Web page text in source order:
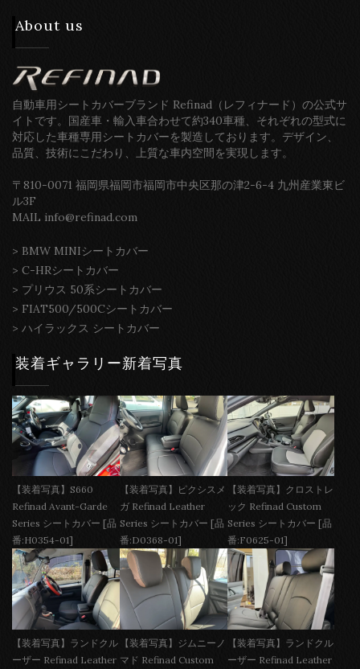
About us
自動車用シートカバーブランド Refinad（レフィナード）の公式サ
イトです。国産車・輸入車合わせて約340車種、それぞれの型式に
対応した車種専用シートカバーを製造しております。デザイン、
品質、技術にこだわり、上質な車内空間を実現します。
〒810-0071 福岡県福岡市福岡市中央区那の津2-6-4 九州産業東ビ
ル3F
MAIL info@refinad.com
> BMW MINIシートカバー
> C-HRシートカバー
> プリウス 50系シートカバー
> FIAT500/500Cシートカバー
> ハイラックス シートカバー
装着ギャラリー新着写真
【装着写真】S660
Refinad Avant-Garde
Series シートカバー [品
番:H0354-01]
【装着写真】ピクシスメ
ガ Refinad Leather
Series シートカバー [品
番:D0368-01]
【装着写真】クロストレ
ック Refinad Custom
Series シートカバー [品
番:F0625-01]
【装着写真】ランドクル
ーザー Refinad Leather
【装着写真】ジムニーノ
マド Refinad Custom
【装着写真】ランドクル
ーザー Refinad Leather